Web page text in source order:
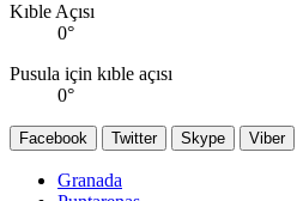
Kıble Açısı
0°
Pusula için kıble açısı
0°
Facebook Twitter Skype Viber
Granada